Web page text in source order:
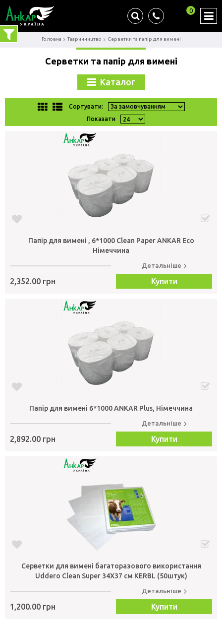
0
Головна Тваринництво Серветки та папір для вимені
Серветки та папір для вимені
Каталог
Сортувати:
Показати
Папір для вимені , 6*1000 Clean Paper ANKAR Eco
Німеччина
2,352.00 грн
Детальніше
Купити
Папір для вимені 6*1000 ANKAR Plus, Німеччина
2,892.00 грн
Детальніше
Купити
Серветки для вимені багаторазового використання
Uddero Clean Super 34Х37 см KERBL (50штук)
1,200.00 грн
Детальніше
Купити